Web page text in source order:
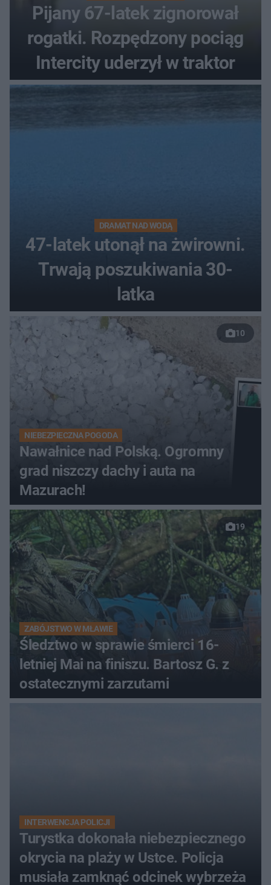
Pijany 67-latek zignorował
rogatki. Rozpędzony pociąg
Intercity uderzył w traktor
DRAMAT NAD WODĄ
47-latek utonął na żwirowni.
Trwają poszukiwania 30-
latka
10
NIEBEZPIECZNA POGODA
Nawałnice nad Polską. Ogromny
grad niszczy dachy i auta na
Mazurach!
19
ZABÓJSTWO W MŁAWIE
Śledztwo w sprawie śmierci 16-
letniej Mai na finiszu. Bartosz G. z
ostatecznymi zarzutami
INTERWENCJA POLICJI
Turystka dokonała niebezpiecznego
okrycia na plaży w Ustce. Policja
musiała zamknąć odcinek wybrzeża